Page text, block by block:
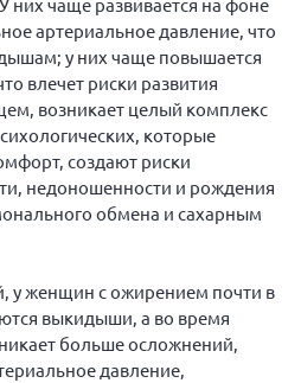
артериальное давление, что
у них чаще повышается
влечет риски развития
возникает целый комплекс
которые
создают риски
недоношенности и рождения
обмена и сахарным
у женщин с ожирением почти в
выкидыши, а во время
больше осложнений,
давление,